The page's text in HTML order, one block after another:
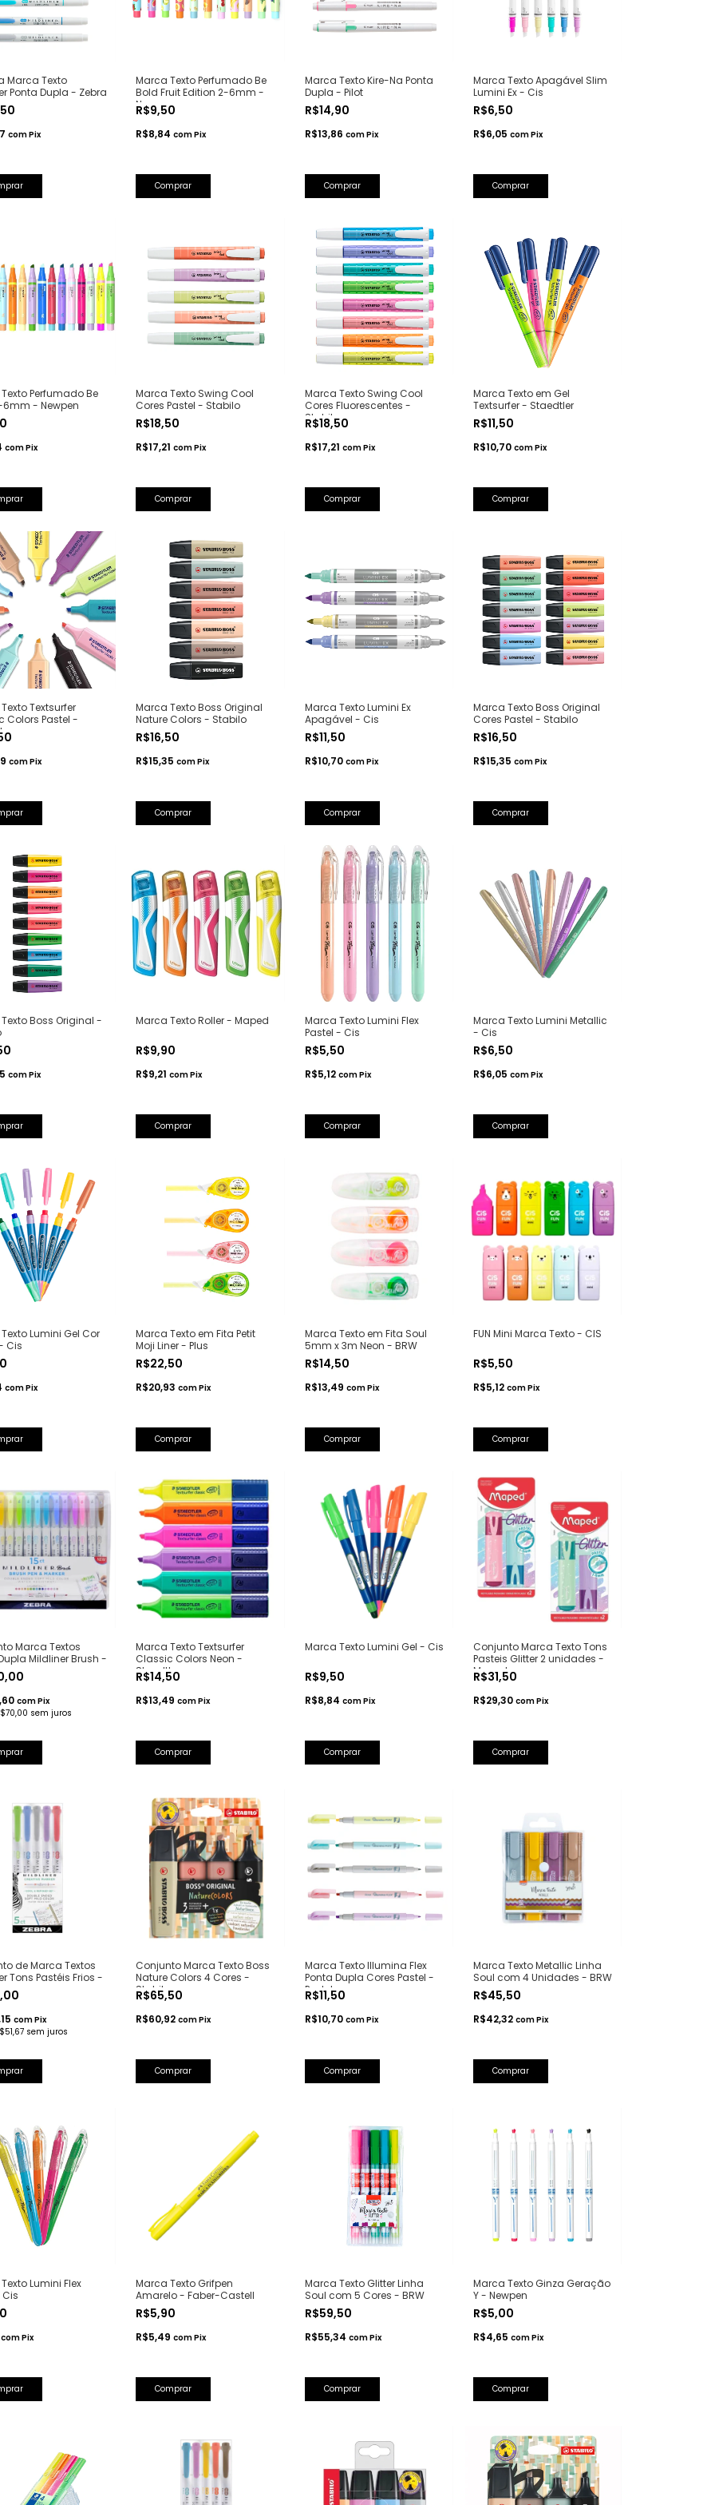
Marca Texto
Ponta Dupla - Zebra
comPix
Marca Texto Perfumado Be
Bold Fruit Edition 2-6mm -
Newpen
R$9,50
R$8,84comPix
Comprar
Marca Texto Kire-Na Ponta
Dupla - Pilot
R$14,90
R$13,86 comPix
Comprar
Marca Texto Apagável Slim
Lumini Ex - Cis
R$6,50
R$6,05 comPix
Comprar
Perfumado Be
- Newpen
comPix
Marca Texto Swing Cool
Cores Pastel - Stabilo
R$18,50
R$17,21comPix
Comprar
Marca Texto Swing Cool
Cores Fluorescentes -
Stabilo
R$18,50
R$17,21 comPix
Comprar
Marca Texto em Gel
Textsurfer - Staedtler
R$11,50
R$10,70 comPix
Comprar
Textsurfer
Colors Pastel -
comPix
Marca Texto Boss Original
Nature Colors - Stabilo
R$16,50
R$15,35comPix
Comprar
Marca Texto Lumini Ex
Apagável - Cis
R$11,50
R$10,70 comPix
Comprar
Marca Texto Boss Original
Cores Pastel - Stabilo
R$16,50
R$15,35 comPix
Comprar
Boss Original -
comPix
Marca Texto Roller - Maped
R$9,90
R$9,21comPix
Comprar
Marca Texto Lumini Flex
Pastel - Cis
R$5,50
R$5,12 comPix
Comprar
Marca Texto Lumini Metallic
- Cis
R$6,50
R$6,05 comPix
Comprar
Lumini Gel Cor
Cis
comPix
Marca Texto em Fita Petit
Moji Liner - Plus
R$22,50
R$20,93comPix
Comprar
Marca Texto em Fita Soul
5mm x 3m Neon - BRW
R$14,50
R$13,49 comPix
Comprar
FUN Mini Marca Texto - CIS
R$5,50
R$5,12 comPix
Comprar
Marca Textos
Mildliner Brush -
comPix
sem juros
Marca Texto Textsurfer
Classic Colors Neon -
Staedtler
R$14,50
R$13,49comPix
Comprar
Marca Texto Lumini Gel - Cis
R$9,50
R$8,84 comPix
Comprar
Conjunto Marca Texto Tons
Pasteis Glitter 2 unidades -
Maped
R$31,50
R$29,30 comPix
Comprar
de Marca Textos
Tons Pastéis Frios -
comPix
sem juros
Conjunto Marca Texto Boss
Nature Colors 4 Cores -
Stabilo
R$65,50
R$60,92comPix
Marca Texto Illumina Flex
Ponta Dupla Cores Pastel -
Pentel
R$11,50
R$10,70 comPix
Comprar
Marca Texto Metallic Linha
Soul com 4 Unidades - BRW
R$45,50
R$42,32 comPix
Lumini Flex
comPix
Marca Texto Grifpen
Amarelo - Faber-Castell
R$5,90
R$5,49comPix
Marca Texto Glitter Linha
Soul com 5 Cores - BRW
R$59,50
R$55,34 comPix
Marca Texto Ginza Geração
Y - Newpen
R$5,00
R$4,65 comPix
Comprar